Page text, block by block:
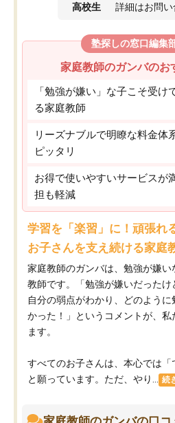
高校生 詳細はお問
塾探しの窓口編集
家庭教師のガンバのお
「勉強が嫌い」な子こそ受
る家庭教師
リーズナブルで明瞭な料金体
ピッタリ
お得で使いやすいサービスが
担も軽減
学習を「楽習」に！頑張れ
お子さんを支え続ける家庭
家庭教師のガンバは、勉強が嫌
教師です。「勉強が嫌いだった
自分の弱点がわかり、どのよう
かった！」というコメントが、
ます。
すべてのお子さんは、本心では「
と願っています。ただ、やり...
続